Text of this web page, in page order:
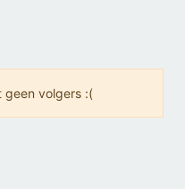
geen volgers :(